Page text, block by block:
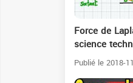
Force de
science
Publié le 2018-